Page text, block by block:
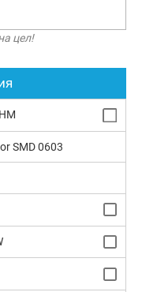
цел!
SMD 0603